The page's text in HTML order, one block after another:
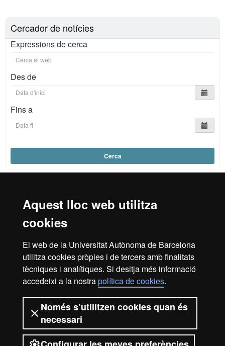
Aquest lloc web utilitza
cookies
El web de la Universitat Autònoma de Barcelona
utilitza cookies pròpies i de tercers amb finalitats
tècniques i analítiques. Si desitja més informació
accedeixi a la nostrapolítica de cookies.
Només s’utilitzen cookies quan és
necessari
Cercador de notícies
Expressions de cerca
Des de
Fins a
Cerca
Reconeixement internacional de l'excel·lència
HR
in
Inici Avís legal
Política de privacitat
Protecció de dades Sobre el web
Som una universitat capdavantera que imparteix una
docència de qualitat, diversificada, multidisciplinària i
flexible, ajustada a les necessitats de la societat i adaptada
als nous models de l'Europa del coneixement. La UAB és